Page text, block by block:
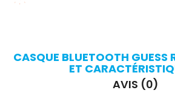
CASQUE BLUETOOTH GUESS
ET
AVIS (0)